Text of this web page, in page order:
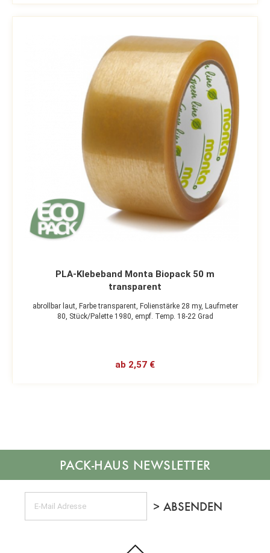
PLA-Klebeband Monta Biopack 50 m
transparent
abrollbar laut, Farbe transparent, Folienstärke 28 my, Laufmeter
80, Stück/Palette 1980, empf. Temp. 18-22 Grad
ab 2,57 €
NEWSLETTER